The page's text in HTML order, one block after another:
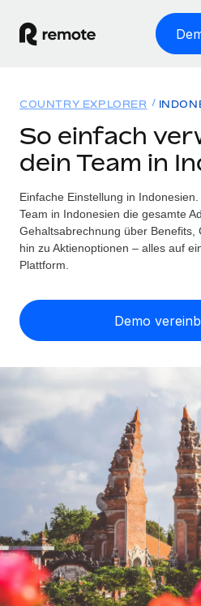
WELTWEITE BESCHÄFTIGUNG
Globale Payroll
Einfache, rechtssicher Payroll
Employer of Record
Weltweites Wachstum ohne
Contractor of Record
Rechtssichere, weltweite
Globales Onboarding und
Auslagern von komplexen
INFRASTRUKTUR
Remote Embedded
Nahtlose Integration der HR
Plattform
Integrierte HR-
Lösungen
WELTWEITE ABDECKUNG
Country Explorer
Länderspezifische
Einfache Einstellung in allen
WACHSTUMSPHASE
Agile HR- und Payroll-
Unternehmen
Mittelstand
Maßgeschneiderte HR-
vergrößern
Enterprise
Globale HR für Konzerne
Ressourcen
TOOLS UND RECHNER
Personalkostenrechner
Honorarzahlungen
Informationen zu möglichen
Abwicklungsfristen für
LERNEN MIT REMOTE
Forschung und Leitfäden
Fallstudien
HR-Glossar
Preise
Español
Italiano
Português (Portugal)
COUNTRY EXPLORER
So einfach
dein Team in
Einfache Einstellung in
Team in Indonesien die gesamte
Gehaltsabrechnung über Benefits,
hin zu Aktienoptionen – alles auf
Plattform.
Demo